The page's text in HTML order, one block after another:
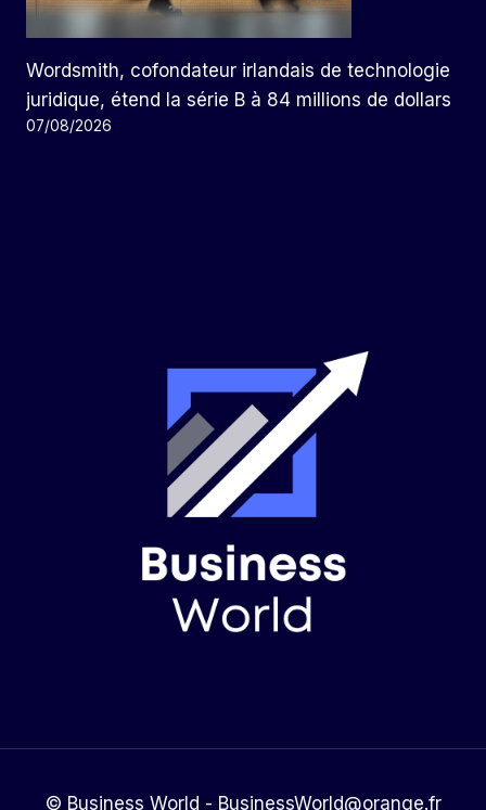
Wordsmith, cofondateur irlandais de technologie
juridique, étend la série B à 84 millions de dollars
07/08/2026
© Business World - BusinessWorld@orange.fr